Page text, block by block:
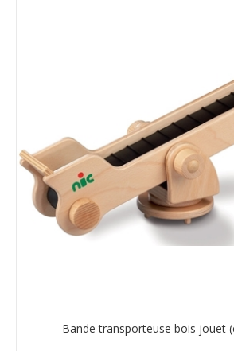
Bande transporteuse bois jouet